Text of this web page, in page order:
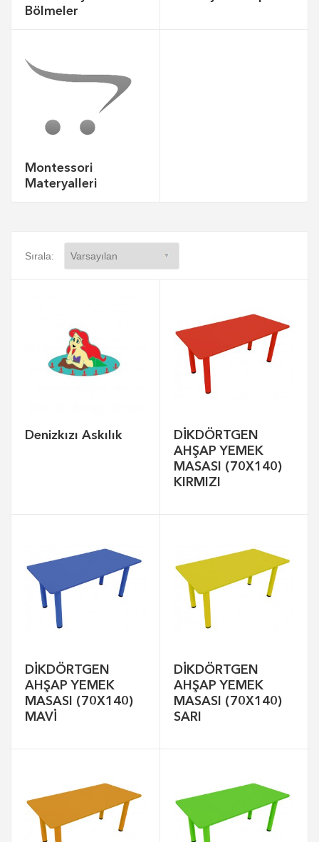
Bölmeler
Montessori
Materyalleri
Sırala:
Denizkızı Askılık
DİKDÖRTGEN
AHŞAP YEMEK
MASASI (70X140)
KIRMIZI
DİKDÖRTGEN
AHŞAP YEMEK
MASASI (70X140)
MAVİ
DİKDÖRTGEN
AHŞAP YEMEK
MASASI (70X140)
SARI